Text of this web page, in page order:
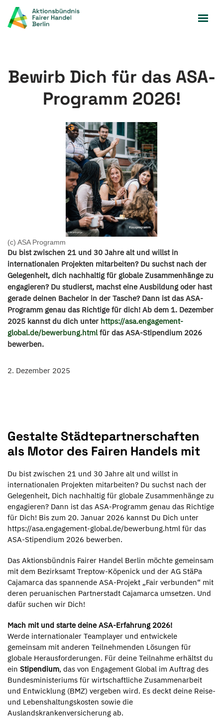
Zum
Bewirb Dich für das ASA-
Programm 2026!
(c) ASA Programm
Du bist zwischen 21 und 30 Jahre alt und willst in
internationalen Projekten mitarbeiten? Du suchst nach der
Gelegenheit, dich nachhaltig für globale Zusammenhänge zu
engagieren? Du studierst, machst eine Ausbildung oder hast
gerade deinen Bachelor in der Tasche? Dann ist das ASA-
Programm genau das Richtige für dich! Ab dem 1. Dezember
2025 kannst du dich unter https://asa.engagement-
global.de/bewerbung.htmlfür das ASA-Stipendium 2026
bewerben.
2. Dezember 2025
Gestalte Städtepartnerschaften
als Motor des Fairen Handels mit
Du bist zwischen 21 und 30 Jahre alt und willst in
internationalen Projekten mitarbeiten? Du suchst nach der
Gelegenheit, Dich nachhaltig für globale Zusammenhänge zu
engagieren? Dann ist das ASA-Programm genau das Richtige
für Dich! Bis zum 20. Januar 2026 kannst Du Dich unter
https://asa.engagement-global.de/bewerbung.html für das
ASA-Stipendium 2026 bewerben.
Das Aktionsbündnis Fairer Handel Berlin möchte gemeinsam
mit dem Bezirksamt Treptow-Köpenick und der AG StäPa
Cajamarca das spannende ASA-Projekt „Fair verbunden“ mit
deren peruanischen Partnerstadt Cajamarca umsetzen. Und
dafür suchen wir Dich!
Mach mit und starte deine ASA-Erfahrung 2026!
Werde internationaler Teamplayer und entwickele
gemeinsam mit anderen Teilnehmenden Lösungen für
globale Herausforderungen. Für deine Teilnahme erhältst du
ein Stipendium, das von Engagement Global im Auftrag des
Bundesministeriums für wirtschaftliche Zusammenarbeit
und Entwicklung (BMZ) vergeben wird. Es deckt deine Reise-
und Lebenshaltungskosten sowie die
Auslandskrankenversicherung ab.